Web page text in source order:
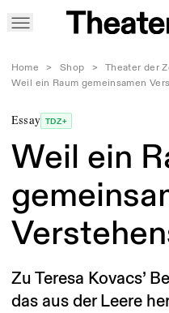
Home > Shop > Theater der
Weil ein Raum gemeinsamen
Essay TDZ+
Weil ein
Zu Teresa Kovacs’
das aus der Leere